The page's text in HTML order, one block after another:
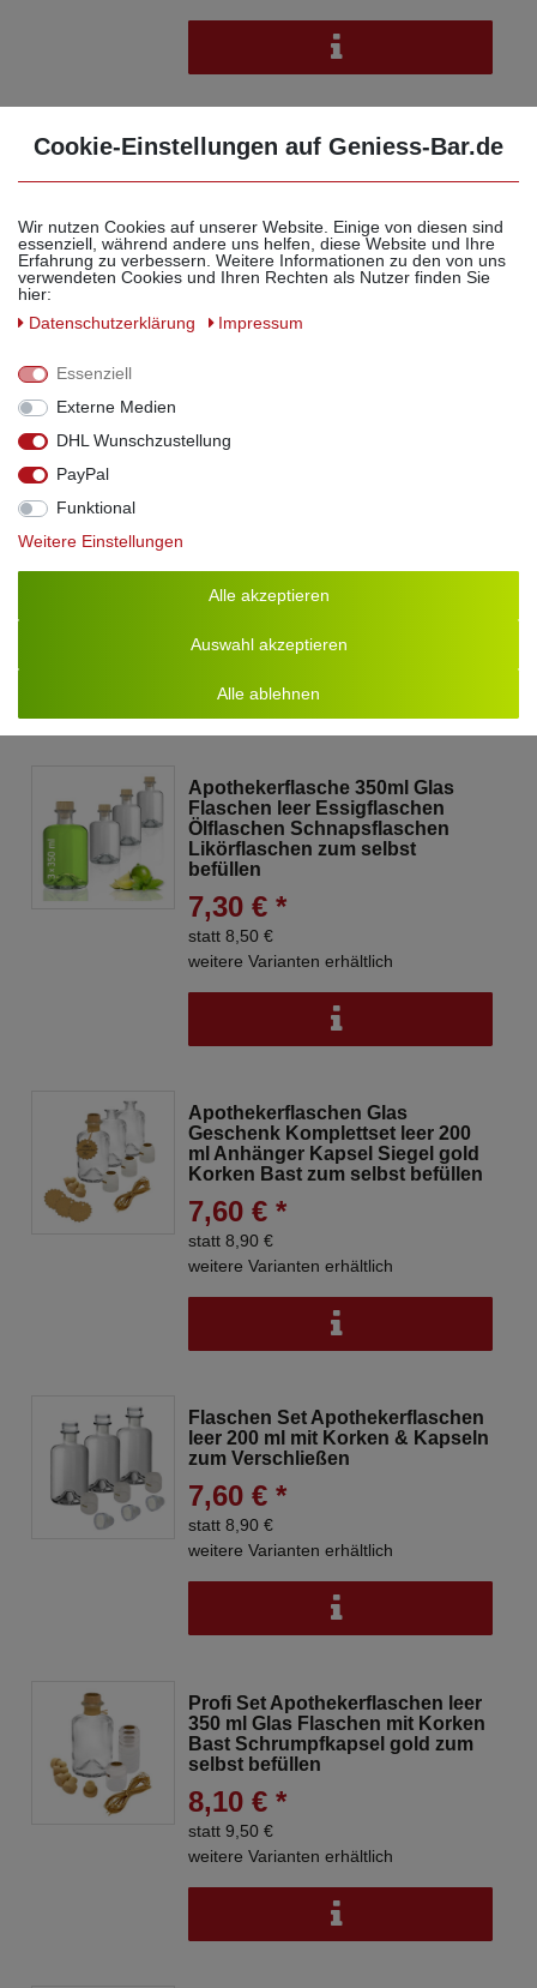
Flaschen Set 250ml hochwertige
Glasflaschen leer mit Korken
Schrumpfkapseln & 1 Trichter
Whisky Schnaps Likör Essig Öl
günstige Flaschen Ginflaschen
Whiskyflaschen
weitere Varianten erhältlich
7,10 € *
weitere Varianten erhältlich
Apothekerflasche 350ml Glas
Flaschen leer Essigflaschen
Ölflaschen Schnapsflaschen
Likörflaschen zum selbst
befüllen
7,30 € *
statt 8,50 €
weitere Varianten erhältlich
Apothekerflaschen Glas
Geschenk Komplettset leer 200
ml Anhänger Kapsel Siegel gold
Korken Bast zum selbst befüllen
7,60 € *
statt 8,90 €
weitere Varianten erhältlich
Flaschen Set Apothekerflaschen
leer 200 ml mit Korken & Kapseln
zum Verschließen
7,60 € *
statt 8,90 €
weitere Varianten erhältlich
Profi Set Apothekerflaschen leer
350 ml Glas Flaschen mit Korken
Bast Schrumpfkapsel gold zum
selbst befüllen
8,10 € *
statt 9,50 €
weitere Varianten erhältlich
Cookie-Einstellungen auf Geniess-Bar.de
Wir nutzen Cookies auf unserer Website. Einige von diesen sind
essenziell, während andere uns helfen, diese Website und Ihre
Erfahrung zu verbessern. Weitere Informationen zu den von uns
verwendeten Cookies und Ihren Rechten als Nutzer finden Sie
hier:
Daten­schutz­erklärung
Impressum
Essenziell
Externe Medien
DHL Wunschzustellung
PayPal
Funktional
Weitere Einstellungen
Alle akzeptieren
Auswahl akzeptieren
Alle ablehnen